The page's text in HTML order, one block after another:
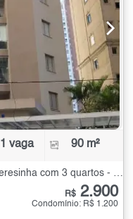
1 vaga 90 m²
Apartamento para Alugar na Santa Teresinha com 3 quartos - 90 m²
R$ 2.900
Condomínio: R$ 1.200